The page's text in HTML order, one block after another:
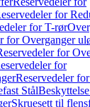
for
for T-rør
for Overganger
for
for
Reservedeler
Stål
Skruesett til